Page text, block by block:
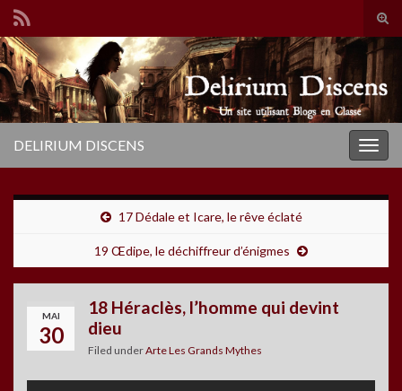
Search for:
DELIRIUM DISCENS
17 Dédale et Icare, le rêve éclaté
19 Œdipe, le déchiffreur d’énigmes
MAI
30
18 Héraclès, l’homme qui devint
dieu
Filed underArte Les Grands Mythes